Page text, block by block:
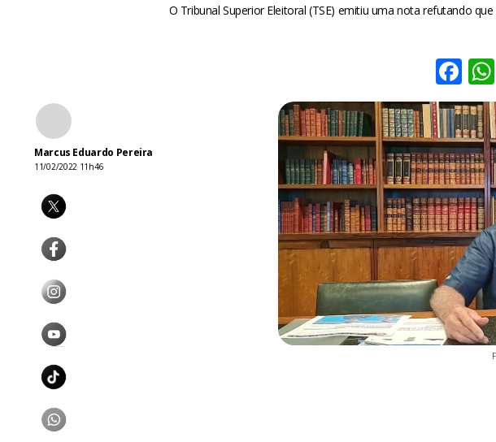
O Tribunal Superior Eleitoral (TSE) emitiu uma nota refutando
Marcus Eduardo Pereira
11/02/2022 11h46